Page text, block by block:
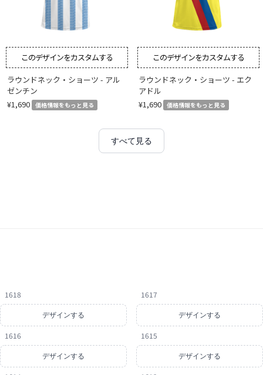
このデザインをカスタムする
ラウンドネック・ショーツ - アル
ゼンチン
¥1,690
価格情報をもっと見る
このデザインをカスタムする
ラウンドネック・ショーツ - エク
アドル
¥1,690
価格情報をもっと見る
すべて見る
1618
デザインする
1617
デザインする
1616
デザインする
1615
デザインする